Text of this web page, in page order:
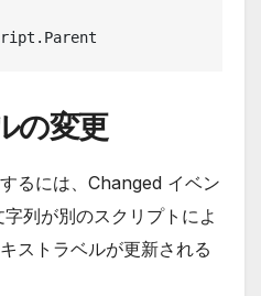
の変更
るには、Changed イベン
列が別のスクリプトによ
ストラベルが更新される